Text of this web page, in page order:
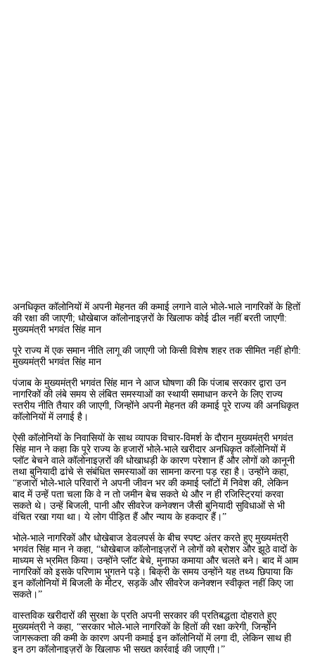
अनधिकृत कॉलोनियों में अपनी मेहनत की कमाई लगाने वाले भोले-भाले नागरिकों के हितों
की रक्षा की जाएगी; धोखेबाज कॉलोनाइज़रों के खिलाफ कोई ढील नहीं बरती जाएगी:
मुख्यमंत्री भगवंत सिंह मान
पूरे राज्य में एक समान नीति लागू की जाएगी जो किसी विशेष शहर तक सीमित नहीं होगी:
मुख्यमंत्री भगवंत सिंह मान
पंजाब के मुख्यमंत्री भगवंत सिंह मान ने आज घोषणा की कि पंजाब सरकार द्वारा उन
नागरिकों की लंबे समय से लंबित समस्याओं का स्थायी समाधान करने के लिए राज्य
स्तरीय नीति तैयार की जाएगी, जिन्होंने अपनी मेहनत की कमाई पूरे राज्य की अनधिकृत
कॉलोनियों में लगाई है।
ऐसी कॉलोनियों के निवासियों के साथ व्यापक विचार-विमर्श के दौरान मुख्यमंत्री भगवंत
सिंह मान ने कहा कि पूरे राज्य के हजारों भोले-भाले खरीदार अनधिकृत कॉलोनियों में
प्लॉट बेचने वाले कॉलोनाइज़रों की धोखाधड़ी के कारण परेशान हैं और लोगों को कानूनी
तथा बुनियादी ढांचे से संबंधित समस्याओं का सामना करना पड़ रहा है। उन्होंने कहा,
“हजारों भोले-भाले परिवारों ने अपनी जीवन भर की कमाई प्लॉटों में निवेश की, लेकिन
बाद में उन्हें पता चला कि वे न तो जमीन बेच सकते थे और न ही रजिस्ट्रियां करवा
सकते थे। उन्हें बिजली, पानी और सीवरेज कनेक्शन जैसी बुनियादी सुविधाओं से भी
वंचित रखा गया था। ये लोग पीड़ित हैं और न्याय के हकदार हैं।”
भोले-भाले नागरिकों और धोखेबाज डेवलपर्स के बीच स्पष्ट अंतर करते हुए मुख्यमंत्री
भगवंत सिंह मान ने कहा, “धोखेबाज कॉलोनाइज़रों ने लोगों को ब्रोशर और झूठे वादों के
माध्यम से भ्रमित किया। उन्होंने प्लॉट बेचे, मुनाफा कमाया और चलते बने। बाद में आम
नागरिकों को इसके परिणाम भुगतने पड़े। बिक्री के समय उन्होंने यह तथ्य छिपाया कि
इन कॉलोनियों में बिजली के मीटर, सड़कें और सीवरेज कनेक्शन स्वीकृत नहीं किए जा
सकते।”
वास्तविक खरीदारों की सुरक्षा के प्रति अपनी सरकार की प्रतिबद्धता दोहराते हुए
मुख्यमंत्री ने कहा, “सरकार भोले-भाले नागरिकों के हितों की रक्षा करेगी, जिन्होंने
जागरूकता की कमी के कारण अपनी कमाई इन कॉलोनियों में लगा दी, लेकिन साथ ही
इन ठग कॉलोनाइज़रों के खिलाफ भी सख्त कार्रवाई की जाएगी।”